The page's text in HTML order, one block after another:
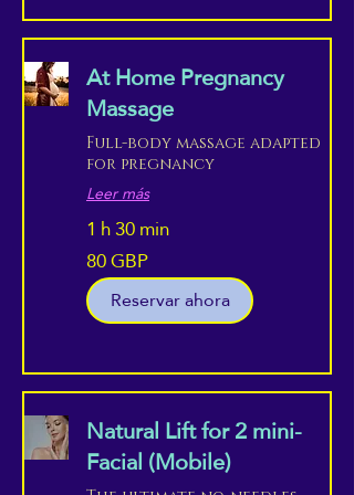
At Home Pregnancy
Massage
Full-body massage adapted
for pregnancy
Leer más
1 h 30 min
libras
esterlinas
80 GBP
Reservar ahora
Natural Lift for 2 mini-
Facial (Mobile)